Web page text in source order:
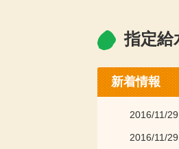
指定給
新着情報
2016/11/29
2016/11/29